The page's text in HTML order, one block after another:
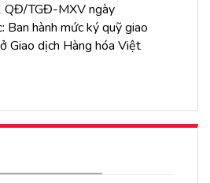
QĐ/TGĐ-MXV ngày
hành mức ký quỹ giao
Giao dịch Hàng hóa Việt